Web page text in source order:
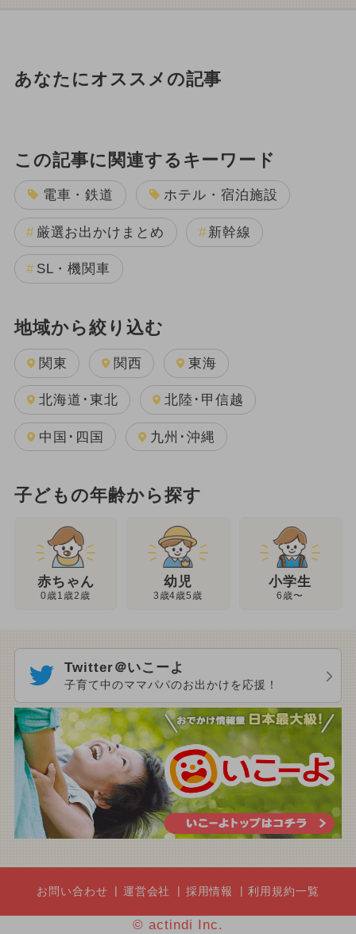
あなたにオススメの記事
この記事に関連するキーワード
電車・鉄道 ホテル・宿泊施設
厳選お出かけまとめ 新幹線
SL・機関車
地域から絞り込む
関東 関西 東海
北海道･東北 北陸･甲信越
中国･四国 九州･沖縄
子どもの年齢から探す
赤ちゃん
0歳1歳2歳
幼児
3歳4歳5歳
小学生
6歳〜
Twitter＠いこーよ
子育て中のママパパのお出かけを応援！
お問い合わせ 運営会社 採用情報 利用規約一覧
© actindi Inc.